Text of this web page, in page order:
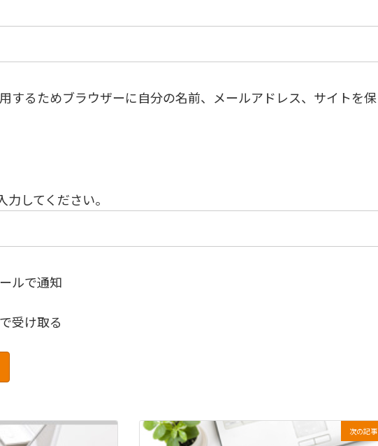
するためブラウザーに自分の名前、メールアドレス、サイトを保
力してください。
ルで通知
受け取る
次の記事